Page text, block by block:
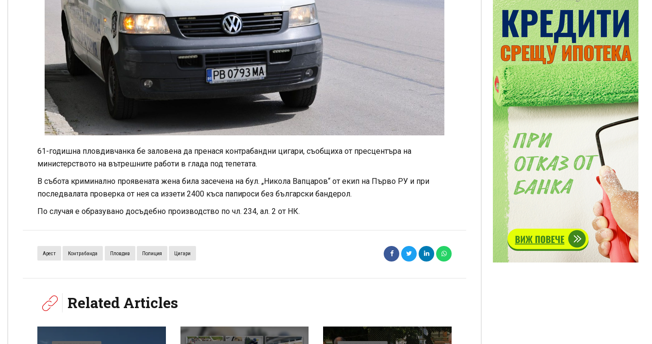
61-годишна пловдивчанка бе заловена да пренася контрабандни цигари, съобщиха от пресцентъра на
министерството на вътрешните работи в глада под тепетата.
В събота криминално проявената жена била засечена на бул. „Никола Вапцаров“ от екип на Първо РУ и при
последвалата проверка от нея са иззети 2400 къса папироси без български бандерол.
По случая е образувано досъдебно производство по чл. 234, ал. 2 от НК.
Арест Контрабанда Пловдив Полиция Цигари
Related Articles